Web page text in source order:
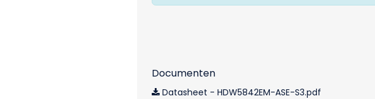
Documenten
Datasheet - HDW5842EM-ASE-S3.pdf